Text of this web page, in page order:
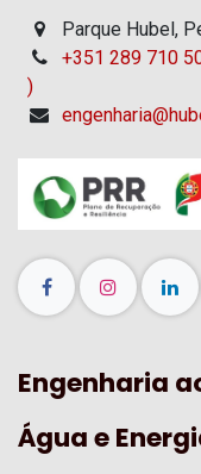
Parque Hubel,
+351 289 710
)
Engenharia
Água e